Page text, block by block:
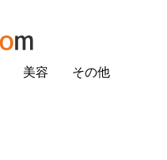
美容 その他